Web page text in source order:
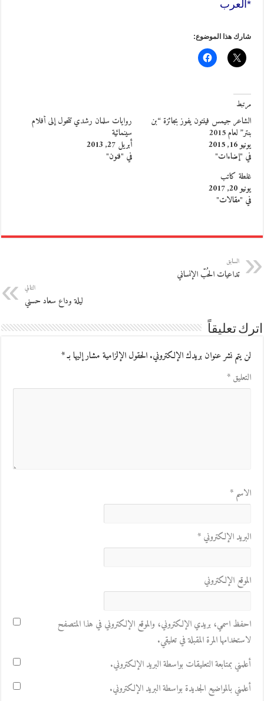
*العرب
شارك هذا الموضوع:
مرتبط
الشاعر جيمس فينتون يفوز بجائزة “بن
بنتر” لعام 2015
يونيو 16, 2015
في "إضاءات"
روايات سلمان رشدي تتحول إلى أفلام
سينمائية
أبريل 27, 2013
في "فنون"
غلطة كاتب
يونيو 20, 2017
في "مقالات"
السابق
تداعيات الحُبّ الإنساني
التالي
ليلة وداع سعاد حسني
اترك تعليقاً
لن يتم نشر عنوان بريدك الإلكتروني.الحقول الإلزامية مشار إليها بـ*
التعليق*
الاسم*
البريد الإلكتروني*
الموقع الإلكتروني
احفظ اسمي، بريدي الإلكتروني، والموقع الإلكتروني في هذا المتصفح
لاستخدامها المرة المقبلة في تعليقي.
أعلمني بمتابعة التعليقات بواسطة البريد الإلكتروني.
أعلمني بالمواضيع الجديدة بواسطة البريد الإلكتروني.